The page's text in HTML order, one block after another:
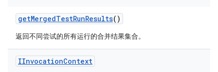
getMergedTestRunResults()
返回不同尝试的所有运行的合并结果集合。
IInvocationContext